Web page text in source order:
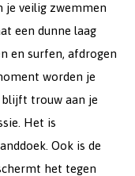
je veilig zwemmen
een dunne laag
en surfen, afdrogen
worden je
blijft trouw aan je
Het is
Ook is de
het tegen